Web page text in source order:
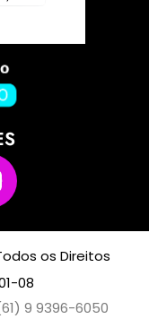
os Direitos
08
9 9396-6050